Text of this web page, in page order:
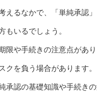
えるなかで、「単純承認
もいるでしょう。
限や手続きの注意点があ
クを負う場合があります。
承認の基礎知識や手続き